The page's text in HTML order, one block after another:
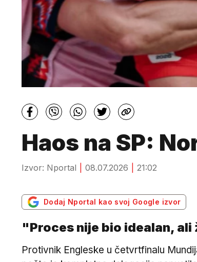
Haos na SP:
Izvor: Nportal 08.07.2026 21:02
Dodaj Nportal kao svoj Google izvor
"Proces nije bio idealan,
Protivnik Engleske u četvrtfinalu